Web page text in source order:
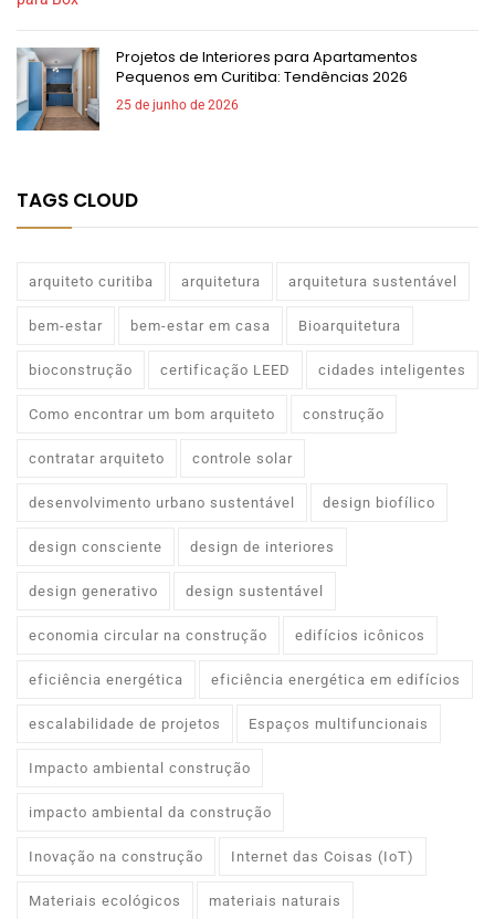
Projetos de Interiores para Apartamentos
Pequenos em Curitiba: Tendências 2026
25 de junho de 2026
TAGS CLOUD
arquiteto curitiba arquitetura arquitetura sustentável
bem-estar bem-estar em casa Bioarquitetura
bioconstrução certificação LEED cidades inteligentes
Como encontrar um bom arquiteto construção
contratar arquiteto controle solar
desenvolvimento urbano sustentável design biofílico
design consciente design de interiores
design generativo design sustentável
economia circular na construção edifícios icônicos
eficiência energética eficiência energética em edifícios
escalabilidade de projetos Espaços multifuncionais
Impacto ambiental construção
impacto ambiental da construção
Inovação na construção Internet das Coisas (IoT)
Materiais ecológicos materiais naturais